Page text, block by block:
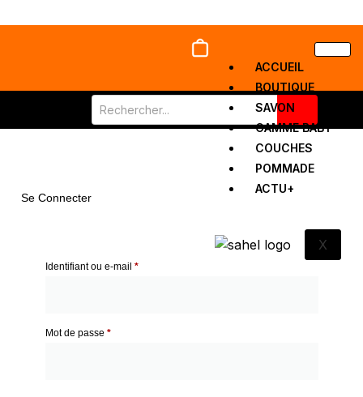
ACCUEIL
BOUTIQUE
SAVON
GAMME BABY
COUCHES
POMMADE
ACTU+
X
Se Connecter
Identifiant ou e-mail *
Mot de passe *